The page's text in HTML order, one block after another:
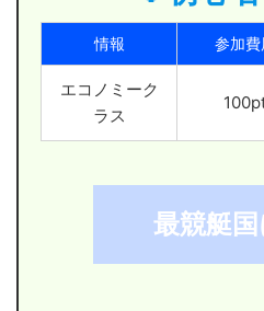
情報 参加費
エコノミーク
ラス
最競艇国